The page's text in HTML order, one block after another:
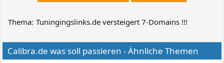
Thema: Tuningingslinks.de versteigert 7-Domains !!!
Calibra.de was soll passieren - Ähnliche Themen